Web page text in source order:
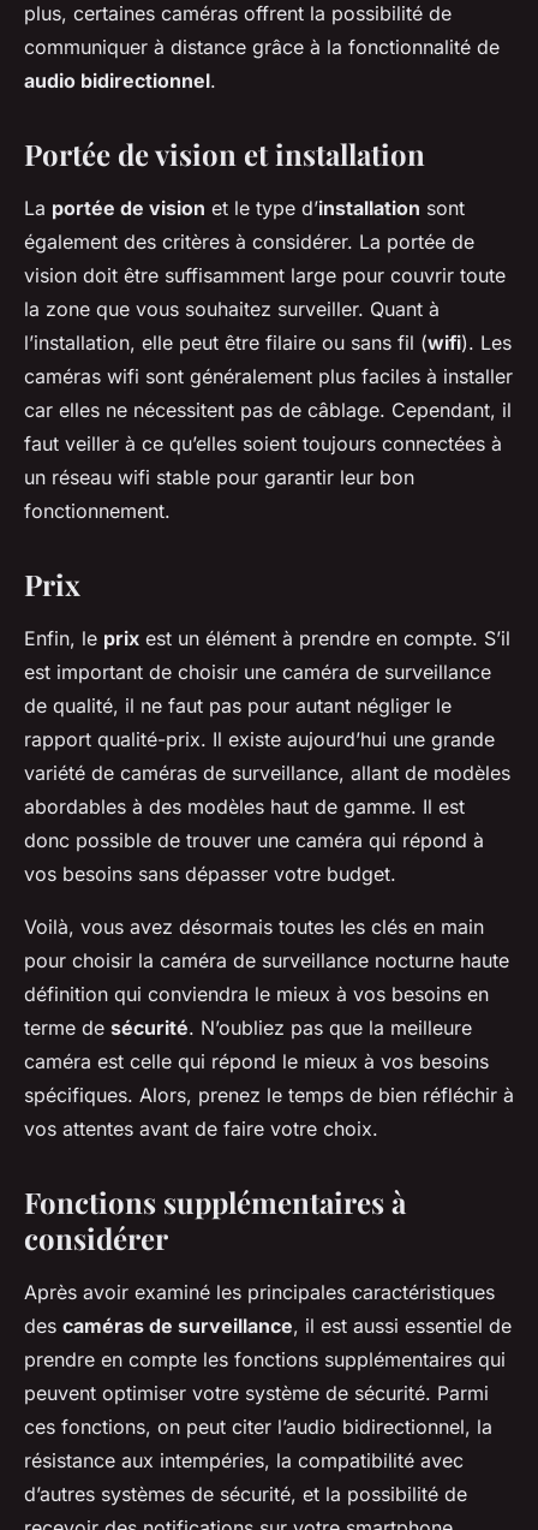
plus, certaines caméras offrent la possibilité de
communiquer à distance grâce à la fonctionnalité de
audio bidirectionnel.
Portée de vision et installation
La portée de vision et le type d’installation sont
également des critères à considérer. La portée de
vision doit être suffisamment large pour couvrir toute
la zone que vous souhaitez surveiller. Quant à
l’installation, elle peut être filaire ou sans fil (wifi). Les
caméras wifi sont généralement plus faciles à installer
car elles ne nécessitent pas de câblage. Cependant, il
faut veiller à ce qu’elles soient toujours connectées à
un réseau wifi stable pour garantir leur bon
fonctionnement.
Prix
Enfin, le prix est un élément à prendre en compte. S’il
est important de choisir une caméra de surveillance
de qualité, il ne faut pas pour autant négliger le
rapport qualité-prix. Il existe aujourd’hui une grande
variété de caméras de surveillance, allant de modèles
abordables à des modèles haut de gamme. Il est
donc possible de trouver une caméra qui répond à
vos besoins sans dépasser votre budget.
Voilà, vous avez désormais toutes les clés en main
pour choisir la caméra de surveillance nocturne haute
définition qui conviendra le mieux à vos besoins en
terme de sécurité. N’oubliez pas que la meilleure
caméra est celle qui répond le mieux à vos besoins
spécifiques. Alors, prenez le temps de bien réfléchir à
vos attentes avant de faire votre choix.
Fonctions supplémentaires à
considérer
Après avoir examiné les principales caractéristiques
des caméras de surveillance, il est aussi essentiel de
prendre en compte les fonctions supplémentaires qui
peuvent optimiser votre système de sécurité. Parmi
ces fonctions, on peut citer l’audio bidirectionnel, la
résistance aux intempéries, la compatibilité avec
d’autres systèmes de sécurité, et la possibilité de